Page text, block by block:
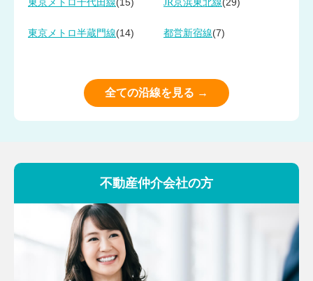
東京メトロ千代田線 JR京浜東北線
東京メトロ半蔵門線(14) 都営新宿線(7)
全ての沿線を見る →
不動産仲介会社の方